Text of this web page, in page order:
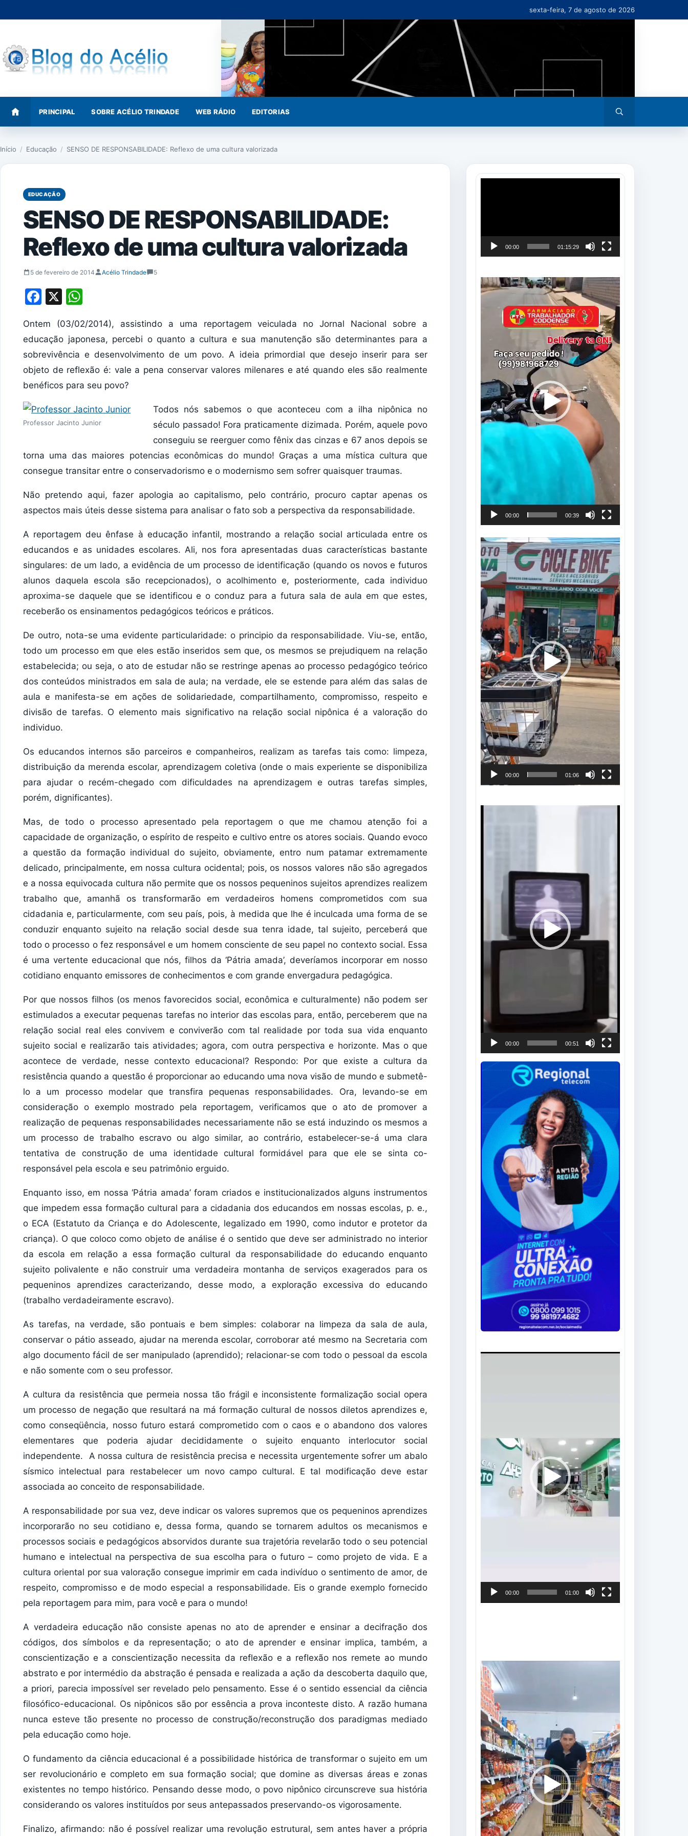
para
conteúdo
sexta-feira, 7 de agosto de 2026
PRINCIPAL SOBRE ACÉLIO TRINDADE WEB RÁDIO EDITORIAS
busca
Início / Educação / SENSO DE RESPONSABILIDADE: Reflexo de uma cultura valorizada
EDUCAÇÃO
SENSO DE RESPONSABILIDADE:
Reflexo de uma cultura valorizada
5 de fevereiro de 2014 Acélio Trindade 5
Facebook
X
Ontem (03/02/2014), assistindo a uma reportagem veiculada no Jornal Nacional sobre a
educação japonesa, percebi o quanto a cultura e sua manutenção são determinantes para a
sobrevivência e desenvolvimento de um povo. A ideia primordial que desejo inserir para ser
objeto de reflexão é: vale a pena conservar valores milenares e até quando eles são realmente
benéficos para seu povo?
Professor Jacinto Junior
Todos nós sabemos o que aconteceu com a ilha nipônica no
século passado! Fora praticamente dizimada. Porém, aquele povo
conseguiu se reerguer como fênix das cinzas e 67 anos depois se
torna uma das maiores potencias econômicas do mundo! Graças a uma mística cultura que
consegue transitar entre o conservadorismo e o modernismo sem sofrer quaisquer traumas.
Não pretendo aqui, fazer apologia ao capitalismo, pelo contrário, procuro captar apenas os
aspectos mais úteis desse sistema para analisar o fato sob a perspectiva da responsabilidade.
A reportagem deu ênfase à educação infantil, mostrando a relação social articulada entre os
educandos e as unidades escolares. Ali, nos fora apresentadas duas características bastante
singulares: de um lado, a evidência de um processo de identificação (quando os novos e futuros
alunos daquela escola são recepcionados), o acolhimento e, posteriormente, cada individuo
aproxima-se daquele que se identificou e o conduz para a futura sala de aula em que estes,
receberão os ensinamentos pedagógicos teóricos e práticos.
De outro, nota-se uma evidente particularidade: o principio da responsabilidade. Viu-se, então,
todo um processo em que eles estão inseridos sem que, os mesmos se prejudiquem na relação
estabelecida; ou seja, o ato de estudar não se restringe apenas ao processo pedagógico teórico
dos conteúdos ministrados em sala de aula; na verdade, ele se estende para além das salas de
aula e manifesta-se em ações de solidariedade, compartilhamento, compromisso, respeito e
divisão de tarefas. O elemento mais significativo na relação social nipônica é a valoração do
individuo.
Os educandos internos são parceiros e companheiros, realizam as tarefas tais como: limpeza,
distribuição da merenda escolar, aprendizagem coletiva (onde o mais experiente se disponibiliza
para ajudar o recém-chegado com dificuldades na aprendizagem e outras tarefas simples,
porém, dignificantes).
Mas, de todo o processo apresentado pela reportagem o que me chamou atenção foi a
capacidade de organização, o espírito de respeito e cultivo entre os atores sociais. Quando evoco
a questão da formação individual do sujeito, obviamente, entro num patamar extremamente
delicado, principalmente, em nossa cultura ocidental; pois, os nossos valores não são agregados
e a nossa equivocada cultura não permite que os nossos pequeninos sujeitos aprendizes realizem
trabalho que, amanhã os transformarão em verdadeiros homens comprometidos com sua
cidadania e, particularmente, com seu país, pois, à medida que lhe é inculcada uma forma de se
conduzir enquanto sujeito na relação social desde sua tenra idade, tal sujeito, perceberá que
todo o processo o fez responsável e um homem consciente de seu papel no contexto social. Essa
é uma vertente educacional que nós, filhos da ‘Pátria amada’, deveríamos incorporar em nosso
cotidiano enquanto emissores de conhecimentos e com grande envergadura pedagógica.
Por que nossos filhos (os menos favorecidos social, econômica e culturalmente) não podem ser
estimulados a executar pequenas tarefas no interior das escolas para, então, perceberem que na
relação social real eles convivem e conviverão com tal realidade por toda sua vida enquanto
sujeito social e realizarão tais atividades; agora, com outra perspectiva e horizonte. Mas o que
acontece de verdade, nesse contexto educacional? Respondo: Por que existe a cultura da
resistência quando a questão é proporcionar ao educando uma nova visão de mundo e submetê-
lo a um processo modelar que transfira pequenas responsabilidades. Ora, levando-se em
consideração o exemplo mostrado pela reportagem, verificamos que o ato de promover a
realização de pequenas responsabilidades necessariamente não se está induzindo os mesmos a
um processo de trabalho escravo ou algo similar, ao contrário, estabelecer-se-á uma clara
tentativa de construção de uma identidade cultural formidável para que ele se sinta co-
responsável pela escola e seu patrimônio erguido.
Enquanto isso, em nossa ‘Pátria amada’ foram criados e institucionalizados alguns instrumentos
que impedem essa formação cultural para a cidadania dos educandos em nossas escolas, p. e.,
o ECA (Estatuto da Criança e do Adolescente, legalizado em 1990, como indutor e protetor da
criança). O que coloco como objeto de análise é o sentido que deve ser administrado no interior
da escola em relação a essa formação cultural da responsabilidade do educando enquanto
sujeito polivalente e não construir uma verdadeira montanha de serviços exagerados para os
pequeninos aprendizes caracterizando, desse modo, a exploração excessiva do educando
(trabalho verdadeiramente escravo).
As tarefas, na verdade, são pontuais e bem simples: colaborar na limpeza da sala de aula,
conservar o pátio asseado, ajudar na merenda escolar, corroborar até mesmo na Secretaria com
algo documento fácil de ser manipulado (aprendido); relacionar-se com todo o pessoal da escola
e não somente com o seu professor.
A cultura da resistência que permeia nossa tão frágil e inconsistente formalização social opera
um processo de negação que resultará na má formação cultural de nossos diletos aprendizes e,
como conseqüência, nosso futuro estará comprometido com o caos e o abandono dos valores
elementares que poderia ajudar decididamente o sujeito enquanto interlocutor social
independente. A nossa cultura de resistência precisa e necessita urgentemente sofrer um abalo
sísmico intelectual para restabelecer um novo campo cultural. E tal modificação deve estar
associada ao conceito de responsabilidade.
A responsabilidade por sua vez, deve indicar os valores supremos que os pequeninos aprendizes
incorporarão no seu cotidiano e, dessa forma, quando se tornarem adultos os mecanismos e
processos sociais e pedagógicos absorvidos durante sua trajetória revelarão todo o seu potencial
humano e intelectual na perspectiva de sua escolha para o futuro – como projeto de vida. E a
cultura oriental por sua valoração consegue imprimir em cada indivíduo o sentimento de amor, de
respeito, compromisso e de modo especial a responsabilidade. Eis o grande exemplo fornecido
pela reportagem para mim, para você e para o mundo!
A verdadeira educação não consiste apenas no ato de aprender e ensinar a decifração dos
códigos, dos símbolos e da representação; o ato de aprender e ensinar implica, também, a
conscientização e a conscientização necessita da reflexão e a reflexão nos remete ao mundo
abstrato e por intermédio da abstração é pensada e realizada a ação da descoberta daquilo que,
a priori, parecia impossível ser revelado pelo pensamento. Esse é o sentido essencial da ciência
filosófico-educacional. Os nipônicos são por essência a prova inconteste disto. A razão humana
nunca esteve tão presente no processo de construção/reconstrução dos paradigmas mediado
pela educação como hoje.
O fundamento da ciência educacional é a possibilidade histórica de transformar o sujeito em um
ser revolucionário e completo em sua formação social; que domine as diversas áreas e zonas
existentes no tempo histórico. Pensando desse modo, o povo nipônico circunscreve sua história
considerando os valores instituídos por seus antepassados preservando-os vigorosamente.
Finalizo, afirmando: não é possível realizar uma revolução estrutural, sem antes haver a própria
00:00 01:15:29
Tocador
de
vídeo
00:00 00:39
Tocador
de
vídeo
00:00 01:06
00:00 00:51
00:00 01:00
Tocador
de
vídeo